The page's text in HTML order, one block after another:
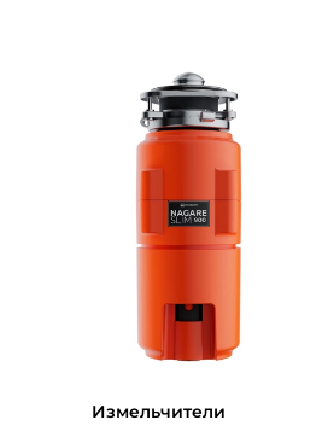
Измельчители